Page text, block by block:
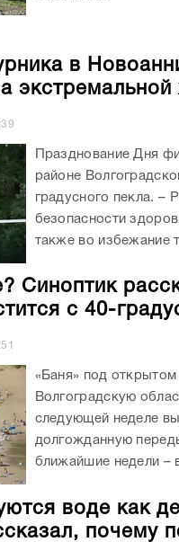
в
Празднование Дня
районе
градусного пекла. –
безопасности
также во избежание
Синоптик
с 40-
«Баня» под
Волгоградскую
следующей неделе
долгожданную
ближайшие недели –
воде как
почему